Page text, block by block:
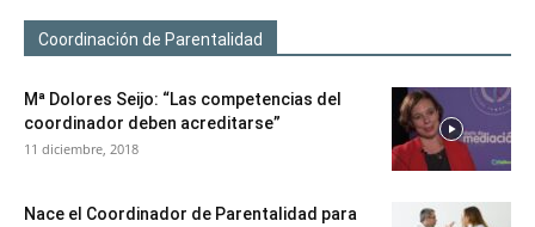
Coordinación de Parentalidad
Mª Dolores Seijo: “Las competencias del
coordinador deben acreditarse”
11 diciembre, 2018
Nace el Coordinador de Parentalidad para